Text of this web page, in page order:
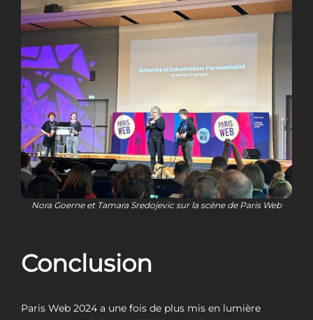
Nora Goerne et Tamara Sredojevic sur la scène de Paris Web
Conclusion
Paris Web 2024 a une fois de plus mis en lumière